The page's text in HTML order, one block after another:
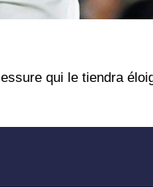
qui le tiendra